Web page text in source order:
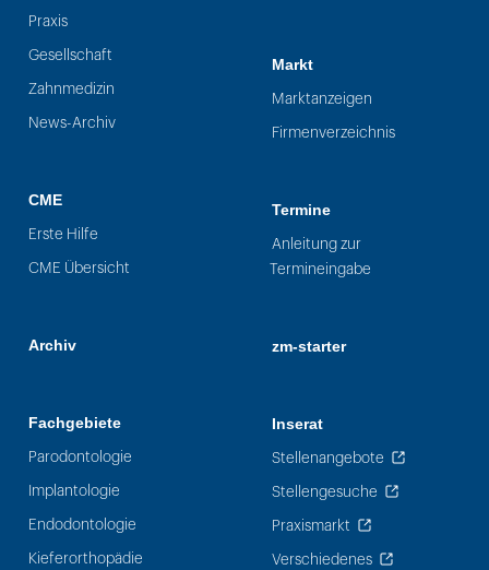
Praxis
Gesellschaft
Zahnmedizin
News-Archiv
CME
Erste Hilfe
CME Übersicht
Archiv
Fachgebiete
Parodontologie
Implantologie
Endodontologie
Kieferorthopädie
Markt
Marktanzeigen
Firmenverzeichnis
Termine
Anleitung zur
Termineingabe
zm-starter
Inserat
Stellenangebote
Stellengesuche
Praxismarkt
Verschiedenes